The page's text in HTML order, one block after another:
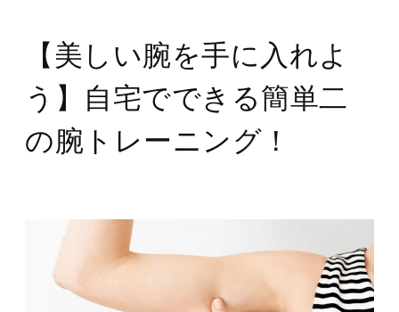
【美しい腕を手に入れよ
う】自宅でできる簡単二
の腕トレーニング！